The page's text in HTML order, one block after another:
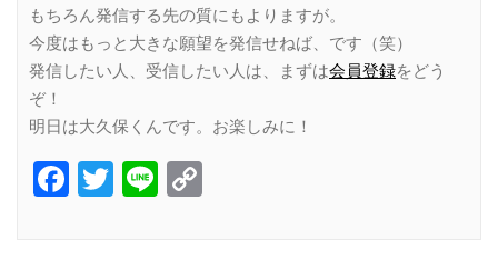
もちろん発信する先の質にもよりますが。
今度はもっと大きな願望を発信せねば、です（笑）
発信したい人、受信したい人は、まずは会員登録をどう
ぞ！
明日は大久保くんです。お楽しみに！
Facebook
Twitter
Line